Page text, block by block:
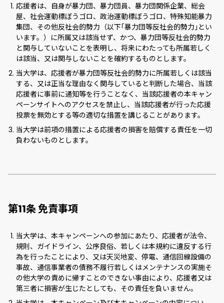
応援者は、自身が暴力団、暴力団員、暴力団関係企業、総会
屋、社会運動標ぼうゴロ、政治運動標ぼうゴロ、特殊知能暴力
集団、その他反社会的勢力（以下｢暴力団等反社会的勢力｣とい
います。）に所属又は該当せず、かつ、暴力団等反社会的勢力
と関与していないことを表明し、将来にわたっても所属若しく
は該当、又は関与しないことを確約するものとします。
当大学は、応援者が暴力団等反社会的勢力に所属若しくは該当
する、又は正当な理由なく関与していると判断した場合、当該
応援者に事前に通知等を行うことなく、当該応援者の本キャン
ペーンサイトへのアクセスを禁止し、当該応援者が行った応援
投票を無効とする等の適切な措置を講じることがあります。
当大学は前項の措置による応援者の損害を賠償する責任を一切
負わないものとします。
第11条 免責事項
当大学は、本キャンペーンへの参加にあたり、応援者が法令、
規則、ガイドライン、公序良俗、若しくは本規約に違反する行
為を行ったことにより、又は天災地変、停電、通信回線設備の
事故、通信事業者の債務不履行若しくはメンテナンスの実施そ
の他大学の責めに帰すことのできない事由により、応援者又は
第三者に損害が生じたとしても、その責任を負いません。